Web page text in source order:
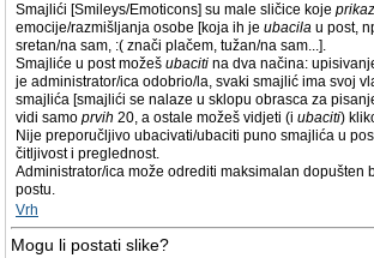
Smajlići [Smileys/Emoticons] su male sličice koje
emocije/razmišljanja osobe [koja ih je ubacila u post,
sretan/na sam, :( znači plačem, tužan/na sam...].
Smajliće u post možeš ubaciti na dva načina:
je administrator/ica odobrio/la, svaki smajlić ima svoj
smajlića [smajlići se nalaze u sklopu obrasca za
vidi samo prvih 20, a ostale možeš vidjeti (i ubaciti)
Nije preporučljivo ubacivati/ubaciti puno smajlića u
čitljivost i preglednost.
Administrator/ica može odrediti maksimalan dopušten
postu.
Vrh
Mogu li postati slike?